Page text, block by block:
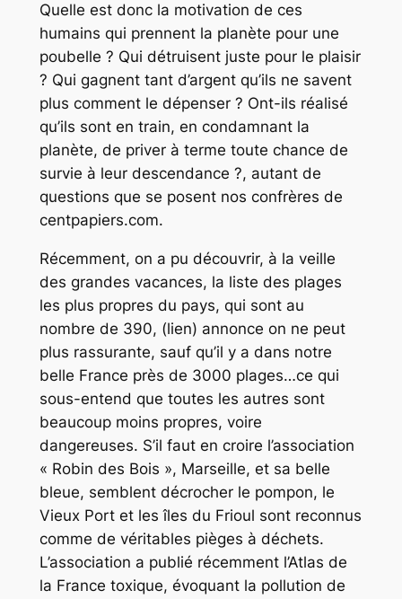
Quelle est donc la motivation de ces
humains qui prennent la planète pour une
poubelle ? Qui détruisent juste pour le plaisir
? Qui gagnent tant d’argent qu’ils ne savent
plus comment le dépenser ? Ont-ils réalisé
qu’ils sont en train, en condamnant la
planète, de priver à terme toute chance de
survie à leur descendance ?, autant de
questions que se posent nos confrères de
centpapiers.com.
Récemment, on a pu découvrir, à la veille
des grandes vacances, la liste des plages
les plus propres du pays, qui sont au
nombre de 390, (lien) annonce on ne peut
plus rassurante, sauf qu’il y a dans notre
belle France près de 3000 plages…ce qui
sous-entend que toutes les autres sont
beaucoup moins propres, voire
dangereuses. S’il faut en croire l’association
« Robin des Bois », Marseille, et sa belle
bleue, semblent décrocher le pompon, le
Vieux Port et les îles du Frioul sont reconnus
comme de véritables pièges à déchets.
L’association a publié récemment l’Atlas de
la France toxique, évoquant la pollution de